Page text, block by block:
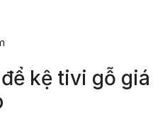
kệ tivi gỗ giá